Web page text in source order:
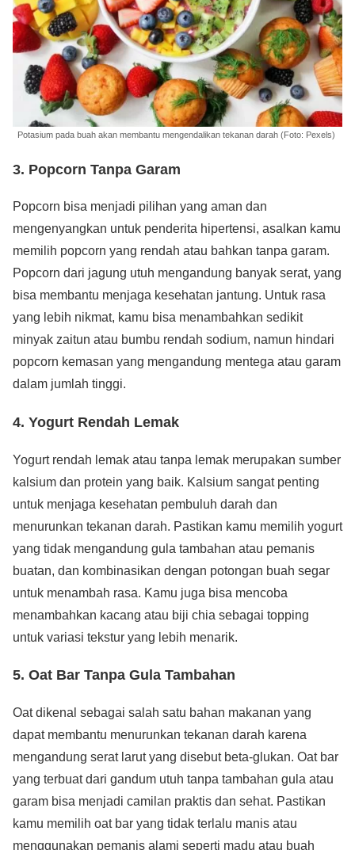
Potasium pada buah akan membantu mengendalikan tekanan darah (Foto: Pexels)
3. Popcorn Tanpa Garam
Popcorn bisa menjadi pilihan yang aman dan
mengenyangkan untuk penderita hipertensi, asalkan kamu
memilih popcorn yang rendah atau bahkan tanpa garam.
Popcorn dari jagung utuh mengandung banyak serat, yang
bisa membantu menjaga kesehatan jantung. Untuk rasa
yang lebih nikmat, kamu bisa menambahkan sedikit
minyak zaitun atau bumbu rendah sodium, namun hindari
popcorn kemasan yang mengandung mentega atau garam
dalam jumlah tinggi.
4. Yogurt Rendah Lemak
Yogurt rendah lemak atau tanpa lemak merupakan sumber
kalsium dan protein yang baik. Kalsium sangat penting
untuk menjaga kesehatan pembuluh darah dan
menurunkan tekanan darah. Pastikan kamu memilih yogurt
yang tidak mengandung gula tambahan atau pemanis
buatan, dan kombinasikan dengan potongan buah segar
untuk menambah rasa. Kamu juga bisa mencoba
menambahkan kacang atau biji chia sebagai topping
untuk variasi tekstur yang lebih menarik.
5. Oat Bar Tanpa Gula Tambahan
Oat dikenal sebagai salah satu bahan makanan yang
dapat membantu menurunkan tekanan darah karena
mengandung serat larut yang disebut beta-glukan. Oat bar
yang terbuat dari gandum utuh tanpa tambahan gula atau
garam bisa menjadi camilan praktis dan sehat. Pastikan
kamu memilih oat bar yang tidak terlalu manis atau
menggunakan pemanis alami seperti madu atau buah